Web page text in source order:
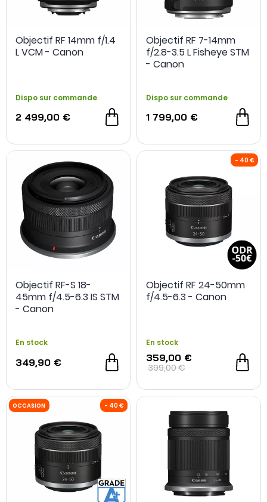
Objectif RF 14mm f/1.4
L VCM - Canon
Dispo sur commande
2 499,00 €
Objectif RF 7-14mm
f/2.8-3.5 L Fisheye STM
- Canon
Dispo sur commande
1 799,00 €
Objectif RF-S 18-
45mm f/4.5-6.3 IS STM
- Canon
En stock
349,90 €
Objectif RF 24-50mm
f/4.5-6.3 - Canon
En stock
359,00 €
399,00 €